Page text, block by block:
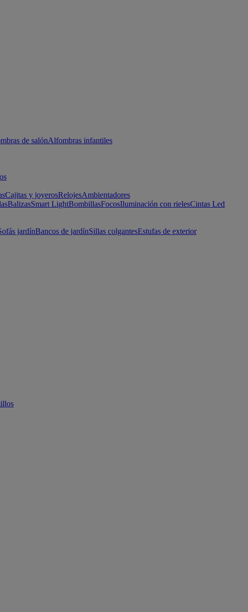
de salónAlfombras infantiles
Cajitas y joyerosRelojesAmbientadores
BalizasSmart LightBombillasFocosIluminación con rielesCintas Led
jardínBancos de jardínSillas colgantesEstufas de exterior